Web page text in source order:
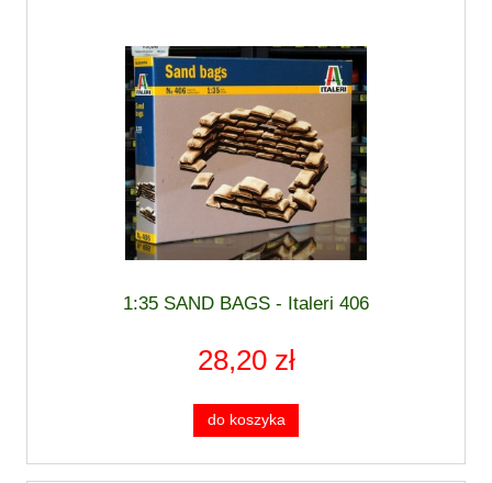
1:35 SAND BAGS - Italeri 406
28,20 zł
do koszyka